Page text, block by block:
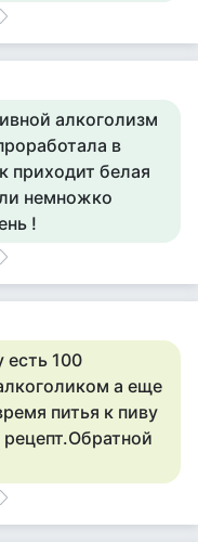
алкоголизм
в
приходит белая
немножко
!
есть 100
а еще
питья к пиву